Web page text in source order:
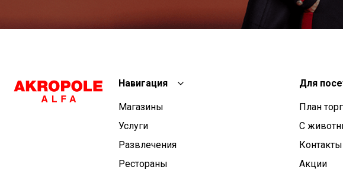
Навигация
Магазины
Услуги
Развлечения
Рестораны
Для
План
С
Контакты
Aкции